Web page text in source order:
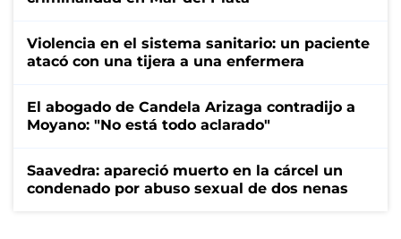
Violencia en el sistema sanitario: un paciente
atacó con una tijera a una enfermera
El abogado de Candela Arizaga contradijo a
Moyano: "No está todo aclarado"
Saavedra: apareció muerto en la cárcel un
condenado por abuso sexual de dos nenas